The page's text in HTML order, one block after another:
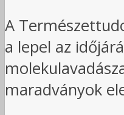
A
a lepel az
maradványok